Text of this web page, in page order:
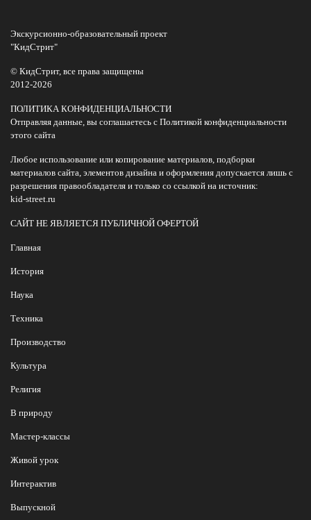
Экскурсионно-образовательный проект
"КидСтрит"
© КидСтрит, все права защищены
2012-2026
ПОЛИТИКА КОНФИДЕНЦИАЛЬНОСТИ
Отправляя данные, вы соглашаетесь с Политикой конфиденциальности
этого сайта
Любое использование или копирование материалов, подборки
материалов сайта, элементов дизайна и оформления допускается лишь с
разрешения правообладателя и только со ссылкой на источник:
kid-street.ru
САЙТ НЕ ЯВЛЯЕТСЯ ПУБЛИЧНОЙ ОФЕРТОЙ
Главная
История
Наука
Техника
Производство
Культура
Религия
В природу
Мастер-классы
Живой урок
Интерактив
Выпускной